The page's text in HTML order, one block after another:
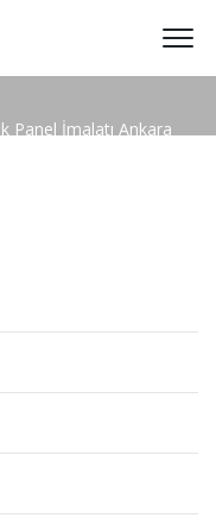
Panel İmalatı Ankara